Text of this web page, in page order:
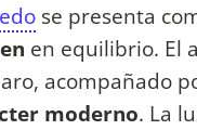
se presenta
en equilibrio. El
acompañado
moderno. La